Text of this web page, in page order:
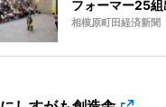
フォーマー25組
相模原町田経済新聞